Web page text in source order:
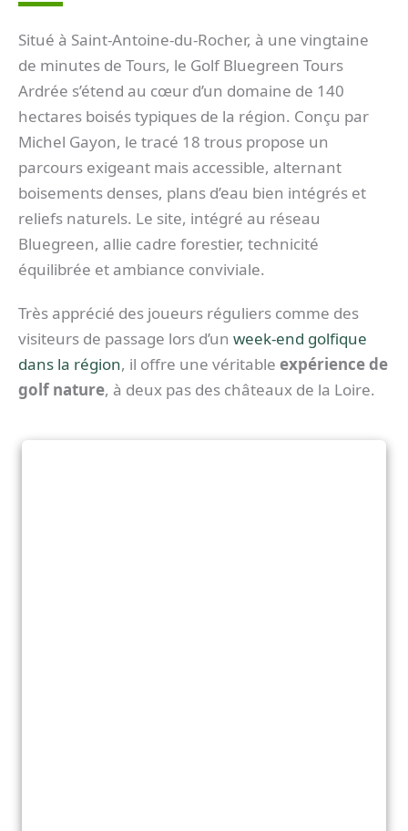
Situé à Saint-Antoine-du-Rocher, à une vingtaine
de minutes de Tours, le Golf Bluegreen Tours
Ardrée s’étend au cœur d’un domaine de 140
hectares boisés typiques de la région. Conçu par
Michel Gayon, le tracé 18 trous propose un
parcours exigeant mais accessible, alternant
boisements denses, plans d’eau bien intégrés et
reliefs naturels. Le site, intégré au réseau
Bluegreen, allie cadre forestier, technicité
équilibrée et ambiance conviviale.
Très apprécié des joueurs réguliers comme des
visiteurs de passage lors d’un week-end golfique
dans la région, il offre une véritable expérience de
golf nature, à deux pas des châteaux de la Loire.